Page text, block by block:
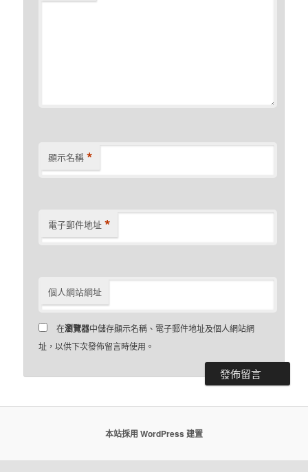
顯示名稱 *
電子郵件地址 *
個人網站網址
在瀏覽器中儲存顯示名稱、電子郵件地址及個人網站網
址，以供下次發佈留言時使用。
本站採用 WordPress 建置